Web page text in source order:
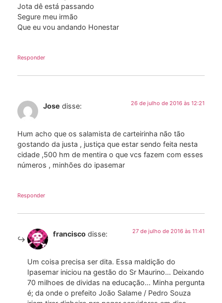
Jota dê está passando
Segure meu irmão
Que eu vou andando Honestar
Responder
Jose disse: 26 de julho de 2016 às 12:21
Hum acho que os salamista de carteirinha não tão
gostando da justa , justiça que estar sendo feita nesta
cidade ,500 hm de mentira o que vcs fazem com esses
números , minhões do ipasemar
Responder
francisco disse: 27 de julho de 2016 às 11:41
Um coisa precisa ser dita. Essa maldição do
Ipasemar iniciou na gestão do Sr Maurino… Deixando
70 milhoes de dividas na educação… Minha pergunta
é; da onde o prefeito João Salame / Pedro Souza